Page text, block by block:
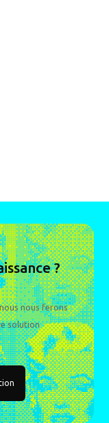
?
nous ferons
solution